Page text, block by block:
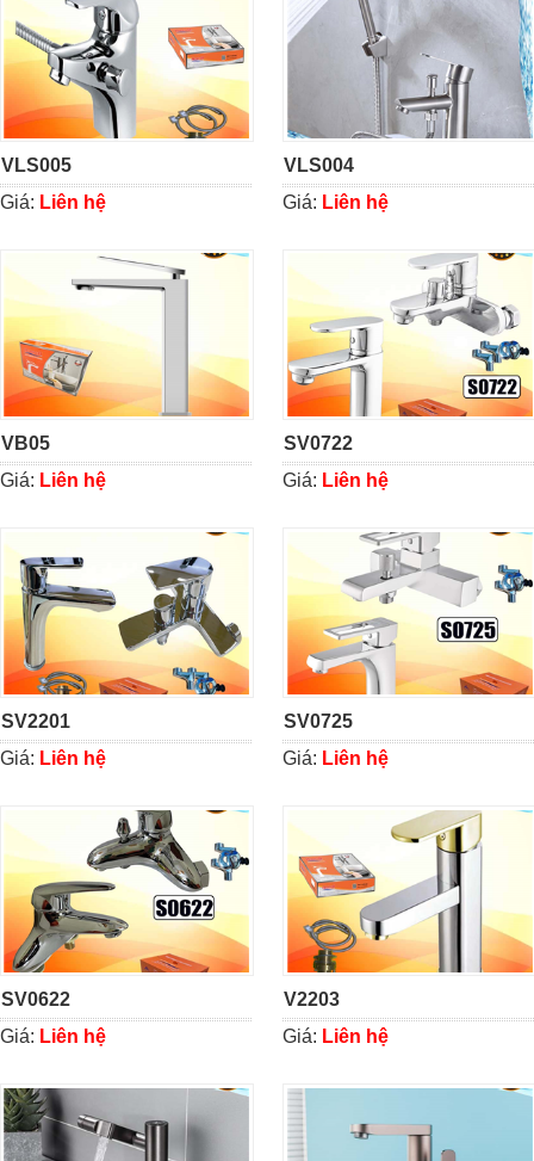
VLS005
Giá: Liên hệ
VLS004
Giá: Liên hệ
VB05
Giá: Liên hệ
SV0722
Giá: Liên hệ
SV2201
Giá: Liên hệ
SV0725
Giá: Liên hệ
SV0622
Giá: Liên hệ
V2203
Giá: Liên hệ